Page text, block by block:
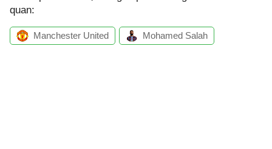
quan:
Manchester United Mohamed Salah